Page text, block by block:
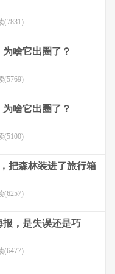
(7831)
啥它出圈了？
(5769)
啥它出圈了？
(5100)
把森林装进了旅行箱
(6257)
，是失误还是巧
(6477)